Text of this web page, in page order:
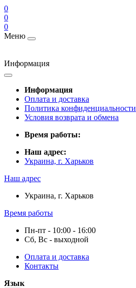
0
0
0
Меню
Информация
Информация
Оплата и доставка
Политика конфиденциальности
Условия возврата и обмена
Время работы:
Наш адрес:
Украина, г. Харьков
Наш адрес
Украина, г. Харьков
Время работы
Пн-пт - 10:00 - 16:00
Сб, Вс - выходной
Оплата и доставка
Контакты
Язык